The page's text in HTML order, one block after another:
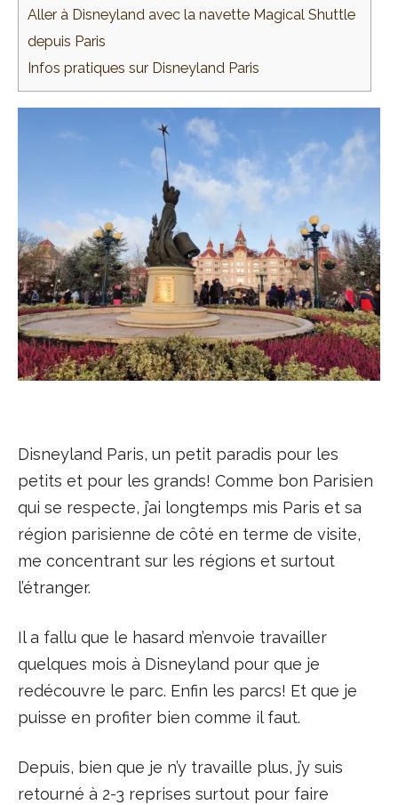
Aller à Disneyland avec la navette Magical Shuttle
depuis Paris
Infos pratiques sur Disneyland Paris
Disneyland Paris, un petit paradis pour les
petits et pour les grands! Comme bon Parisien
qui se respecte, j’ai longtemps mis Paris et sa
région parisienne de côté en terme de visite,
me concentrant sur les régions et surtout
l’étranger.
Il a fallu que le hasard m’envoie travailler
quelques mois à Disneyland pour que je
redécouvre le parc. Enfin les parcs! Et que je
puisse en profiter bien comme il faut.
Depuis, bien que je n’y travaille plus, j’y suis
retourné à 2-3 reprises surtout pour faire